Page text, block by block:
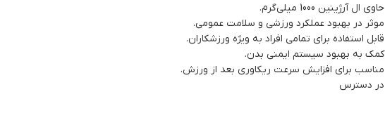
حاوی ال آرژینین 1000 میلی‌گرم.
موثر در بهبود عملکرد ورزشی و سلامت عمومی.
قابل استفاده برای تمامی افراد به ویژه ورزشکاران.
کمک به بهبود سیستم ایمنی بدن.
مناسب برای افزایش سرعت ریکاوری بعد از ورزش.
در دسترس